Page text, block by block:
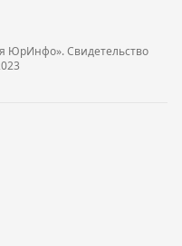
ЮрИнфо». Cвидетельство